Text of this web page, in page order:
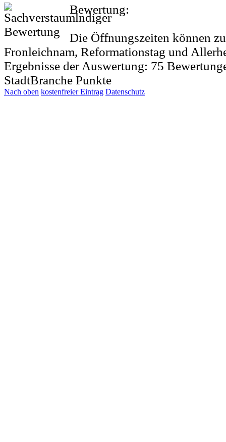
Bewertung:
Die Öffnungszeiten können
Fronleichnam, Reformationstag und
Ergebnisse der Auswertung: 75
StadtBranche Punkte
Nach oben kostenfreier Eintrag Datenschutz